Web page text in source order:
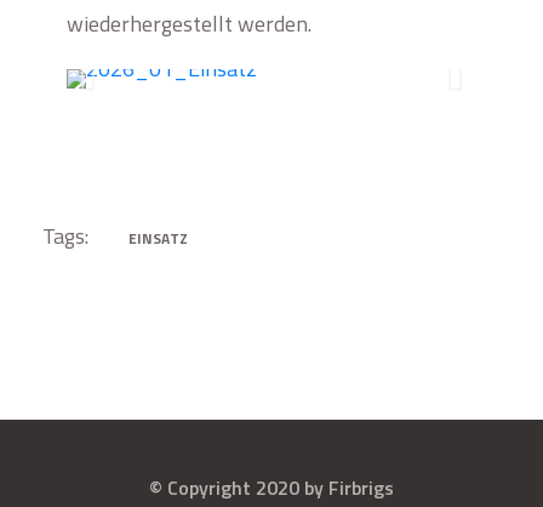
wiederhergestellt werden.
Tags: EINSATZ
© Copyright 2020 by Firbrigs